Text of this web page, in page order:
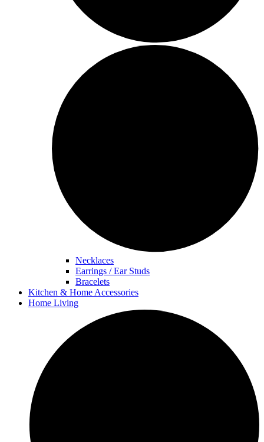
Necklaces
Earrings / Ear Studs
Bracelets
Kitchen & Home Accessories
Home Living